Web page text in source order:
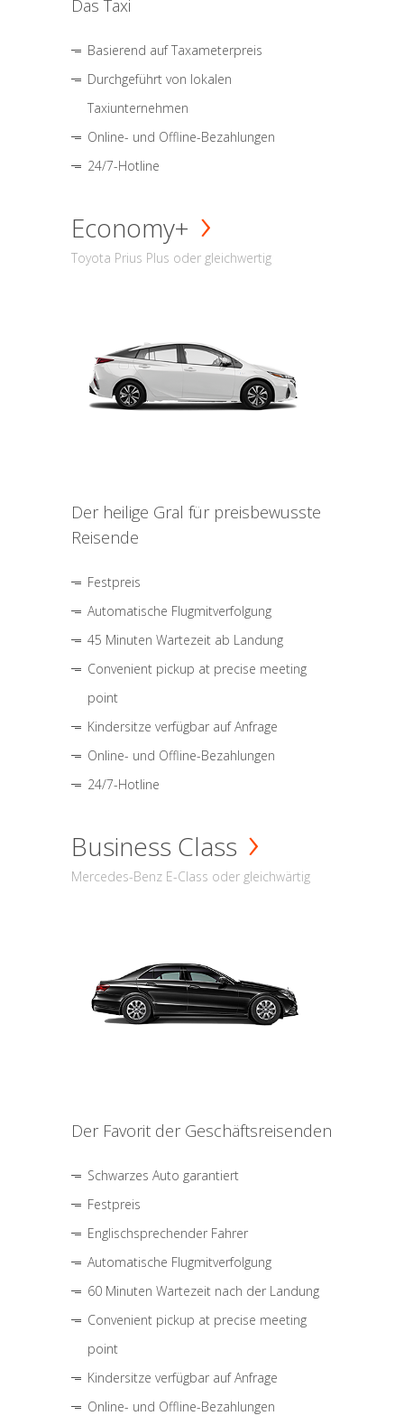
Das Taxi
Basierend auf Taxameterpreis
Durchgeführt von lokalen
Taxiunternehmen
Online- und Offline-Bezahlungen
24/7-Hotline
Economy+
Toyota Prius Plus oder gleichwertig
Der heilige Gral für preisbewusste
Reisende
Festpreis
Automatische Flugmitverfolgung
45 Minuten Wartezeit ab Landung
Convenient pickup at precise meeting
point
Kindersitze verfügbar auf Anfrage
Online- und Offline-Bezahlungen
24/7-Hotline
Business Class
Mercedes-Benz E-Class oder gleichwärtig
Der Favorit der Geschäftsreisenden
Schwarzes Auto garantiert
Festpreis
Englischsprechender Fahrer
Automatische Flugmitverfolgung
60 Minuten Wartezeit nach der Landung
Convenient pickup at precise meeting
point
Kindersitze verfügbar auf Anfrage
Online- und Offline-Bezahlungen